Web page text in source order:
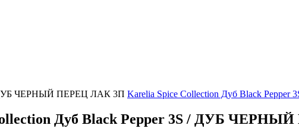
/ ДУБ ЧЕРНЫЙ ПЕРЕЦ ЛАК 3П Karelia Spice Collection Дуб Black
Дуб Black Pepper 3S / ДУБ